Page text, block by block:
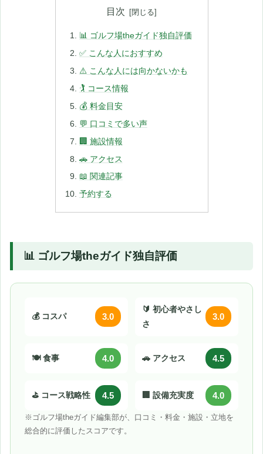
目次
📊 ゴルフ場theガイド独自評価
✅ こんな人におすすめ
⚠️ こんな人には向かないかも
🏌️ コース情報
💰 料金目安
💬 口コミで多い声
🏢 施設情報
🚗 アクセス
📖 関連記事
予約する
📊 ゴルフ場theガイド独自評価
💰 コスパ 3.0
🔰 初心者やさし
さ
3.0
🍽️ 食事 4.0 🚗 アクセス 4.5
⛳ コース戦略性 4.5 🏢 設備充実度 4.0
※ゴルフ場theガイド編集部が、口コミ・料金・施設・立地を
総合的に評価したスコアです。